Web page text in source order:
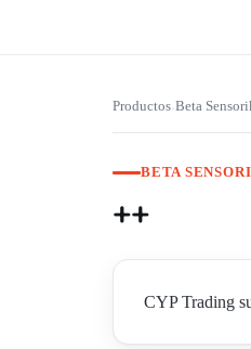
Productos›Beta
BETA
++
CYP Trading